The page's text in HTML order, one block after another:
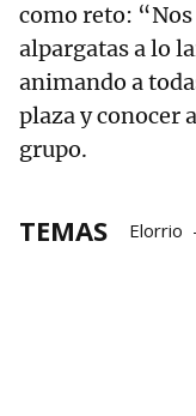
como reto:
alpargatas a lo
animando a
plaza y conocer
grupo.
TEMAS Elorrio